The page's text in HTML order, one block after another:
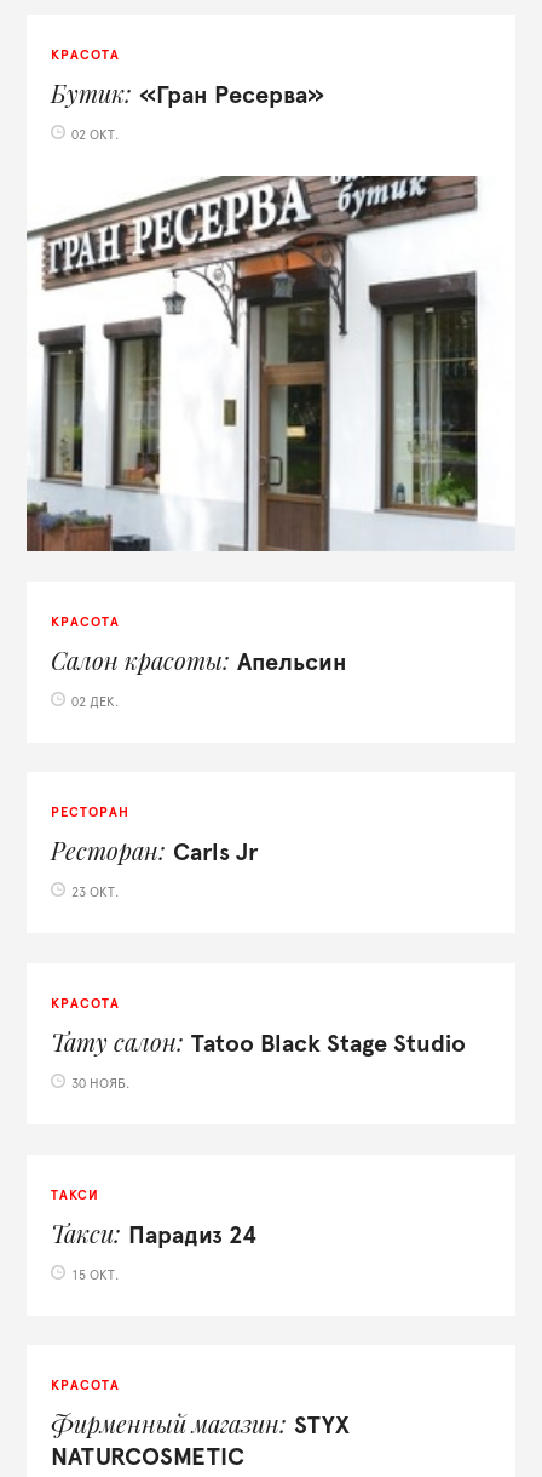
КРАСОТА
Бутик «Гран Ресерва»
02 ОКТ.
КРАСОТА
Салон красоты Апельсин
02 ДЕК.
РЕСТОРАН
Ресторан Carls Jr
23 ОКТ.
КРАСОТА
Тату салон Tatoo Black Stage Studio
30 НОЯБ.
ТАКСИ
Такси Парадиз 24
15 ОКТ.
КРАСОТА
Фирменный магазин
STYX
NATURCOSMETIC